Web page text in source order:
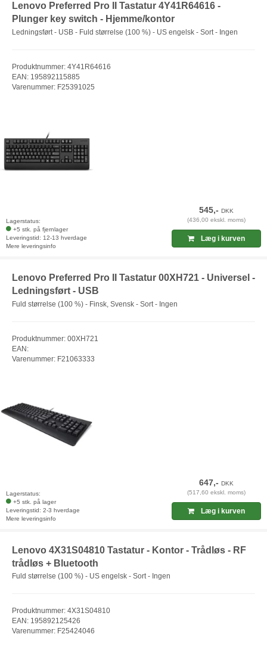
Lenovo Preferred Pro II Tastatur 4Y41R64616 -
Plunger key switch - Hjemme/kontor
Ledningsført - USB - Fuld størrelse (100 %) - US engelsk - Sort - Ingen
Produktnummer: 4Y41R64616
EAN: 195892115885
Varenummer: F25391025
Lagerstatus:
+5 stk. på fjernlager
Leveringstid: 12-13 hverdage
Mere leveringsinfo
545,-DKK
(436,00 ekskl. moms)
Læg i kurven
Lenovo Preferred Pro II Tastatur 00XH721 - Universel -
Ledningsført - USB
Fuld størrelse (100 %) - Finsk, Svensk - Sort - Ingen
Produktnummer: 00XH721
EAN:
Varenummer: F21063333
Lagerstatus:
+5 stk. på lager
Leveringstid: 2-3 hverdage
Mere leveringsinfo
647,-DKK
(517,60 ekskl. moms)
Læg i kurven
Lenovo 4X31S04810 Tastatur - Kontor - Trådløs - RF
trådløs + Bluetooth
Fuld størrelse (100 %) - US engelsk - Sort - Ingen
Produktnummer: 4X31S04810
EAN: 195892125426
Varenummer: F25424046